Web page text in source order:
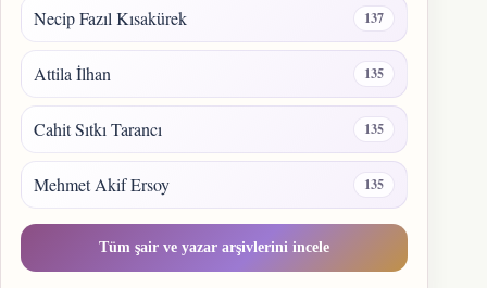
Necip Fazıl Kısakürek 137
Attila İlhan 135
Cahit Sıtkı Tarancı 135
Mehmet Akif Ersoy 135
Tüm şair ve yazar arşivlerini incele